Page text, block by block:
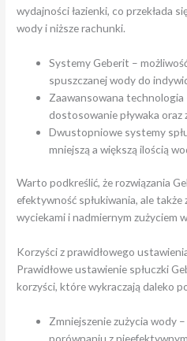
wydajności łazienki, co przekłada
wody i niższe rachunki.
Systemy Geberit –
spuszczanej wody do
Zaawansowana
dostosowanie pływaka oraz
Dwustopniowe systemy
mniejszą a większą ilością
Warto podkreślić, że rozwiązania
efektywność spłukiwania, ale
wyciekami i nadmiernym zużyciem
Korzyści z prawidłowego
Prawidłowe ustawienie spłuczki
korzyści, które wykraczają daleko
Zmniejszenie zużycia wody
porównaniu z